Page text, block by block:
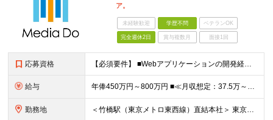
ア。
未経験歓迎 学歴不問 ベテランOK
完全週休2日 賞与複数月 面接1回
応募資格 【必須要件】 ■Webアプリケーションの開発経験（言語・年数不問） または ■Webアプリケーションやビジネスアプリケーションのテスト実務経験（５年以上） ※学歴不問 【こんな方にピッタリです】 ◎
給与 年俸450万円～800万円 ■≪月収想定：37.5万～66.7万円≫ ・担当いただく業務範囲やマネジメントの有無など、役割に応じて決定します ・年俸額を12分割し、毎月支給します ・試用期間3カ月あ
勤務地 ＜竹橋駅（東京メトロ東西線）直結本社＞ 東京都千代田区一ツ橋一丁目1番1号パレスサイドビル5F・8F （変更の範囲）上記を除く当社関連勤務地